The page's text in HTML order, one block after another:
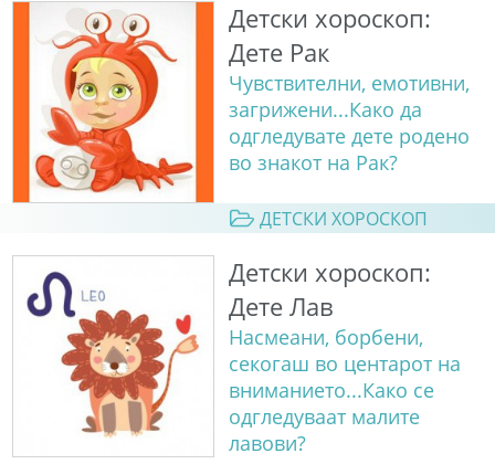
Детски хороскоп:
Дете Рак
Чувствителни, емотивни,
загрижени...Како да
одгледувате дете родено
во знакот на Рак?
ДЕТСКИ ХОРОСКОП
Детски хороскоп:
Дете Лав
Насмеани, борбени,
секогаш во центарот на
вниманието...Како се
одгледуваат малите
лавови?